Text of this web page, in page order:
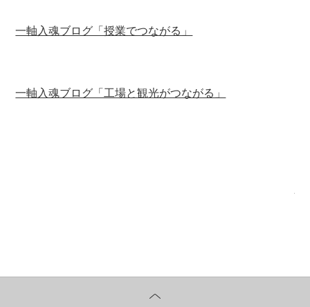
一軸入魂ブログ「授業でつながる」
一軸入魂ブログ「工場と観光がつながる」